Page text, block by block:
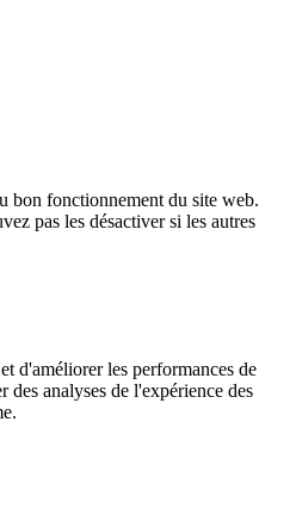
bon fonctionnement du site web.
pas les désactiver si les autres
d'améliorer les performances de
analyses de l'expérience des